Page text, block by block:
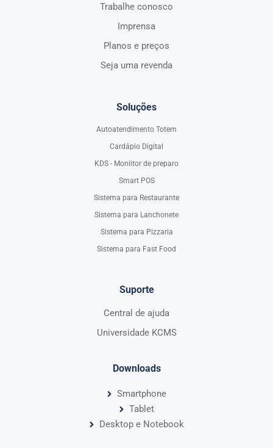
Trabalhe conosco
Imprensa
Planos e preços
Seja uma revenda
Soluções
Autoatendimento Totem
Cardápio Digital
KDS - Moniitor de preparo
Smart POS
Sistema para Restaurante
Sistema para Lanchonete
Sistema para Pizzaria
Sistema para Fast Food
Suporte
Central de ajuda
Universidade KCMS
Downloads
Smartphone
Tablet
Desktop e Notebook